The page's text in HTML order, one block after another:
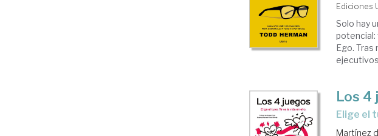
Ediciones
Solo hay
potencial:
Ego.
Los 4
Elige el
Martínez